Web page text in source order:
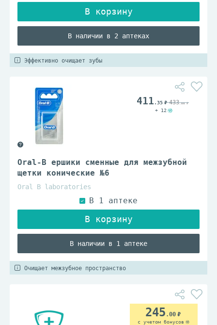
В наличии в 2 аптеках
Эффективно очищает зубы
Oral-B ершики сменные для межзубной
щетки конические №6
Oral B laboratories
В наличии в 1 аптеке
411 .35 433.00
+ 12
Очищает межзубное пространство
245 .00
с учетом бонусов